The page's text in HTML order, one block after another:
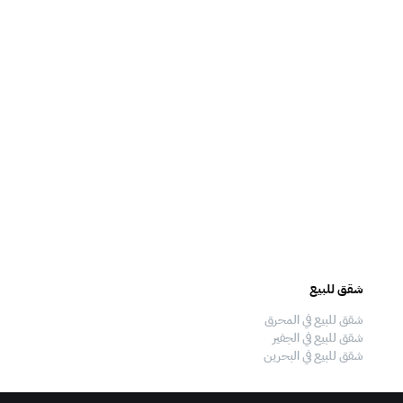
شقق للبيع
شقق للبيع في المحرق
شقق للبيع في الجفير
شقق للبيع في البحرين